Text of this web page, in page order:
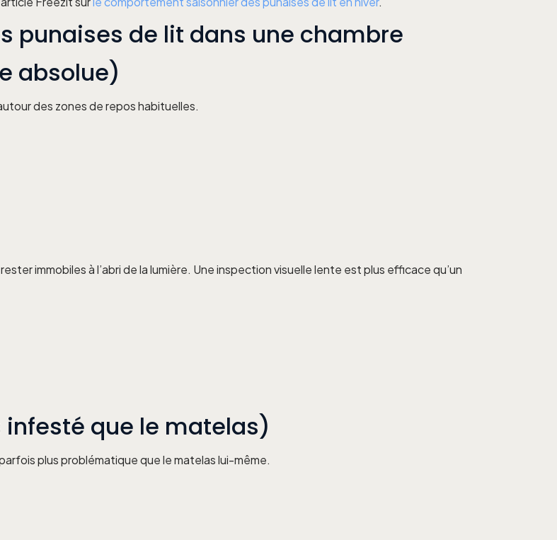
punaises de lit dans une chambre
absolue)
des zones de repos habituelles.
immobiles à l’abri de la lumière. Une inspection visuelle lente est plus efficace qu’un
que le matelas)
plus problématique que le matelas lui-même.